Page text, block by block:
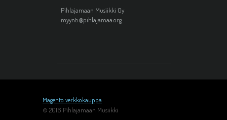
Pihlajamaan Musiikki Oy
myynti@pihlajamaa.org
Magento verkkokauppa
© 2016 Pihlajamaan Musiikki